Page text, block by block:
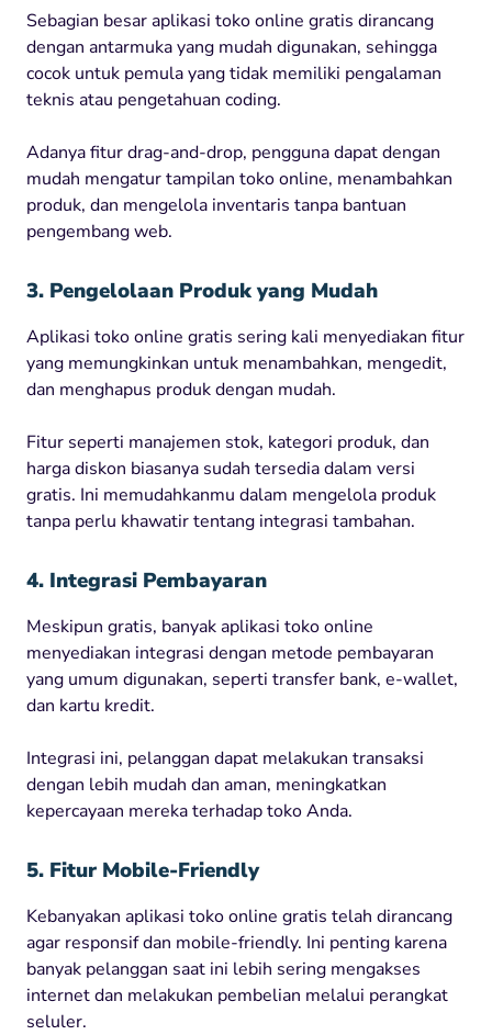
Sebagian besar aplikasi toko online gratis dirancang
dengan antarmuka yang mudah digunakan, sehingga
cocok untuk pemula yang tidak memiliki pengalaman
teknis atau pengetahuan coding.
Adanya fitur drag-and-drop, pengguna dapat dengan
mudah mengatur tampilan toko online, menambahkan
produk, dan mengelola inventaris tanpa bantuan
pengembang web.
3. Pengelolaan Produk yang Mudah
Aplikasi toko online gratis sering kali menyediakan fitur
yang memungkinkan untuk menambahkan, mengedit,
dan menghapus produk dengan mudah.
Fitur seperti manajemen stok, kategori produk, dan
harga diskon biasanya sudah tersedia dalam versi
gratis. Ini memudahkanmu dalam mengelola produk
tanpa perlu khawatir tentang integrasi tambahan.
4. Integrasi Pembayaran
Meskipun gratis, banyak aplikasi toko online
menyediakan integrasi dengan metode pembayaran
yang umum digunakan, seperti transfer bank, e-wallet,
dan kartu kredit.
Integrasi ini, pelanggan dapat melakukan transaksi
dengan lebih mudah dan aman, meningkatkan
kepercayaan mereka terhadap toko Anda.
5. Fitur Mobile-Friendly
Kebanyakan aplikasi toko online gratis telah dirancang
agar responsif dan mobile-friendly. Ini penting karena
banyak pelanggan saat ini lebih sering mengakses
internet dan melakukan pembelian melalui perangkat
seluler.